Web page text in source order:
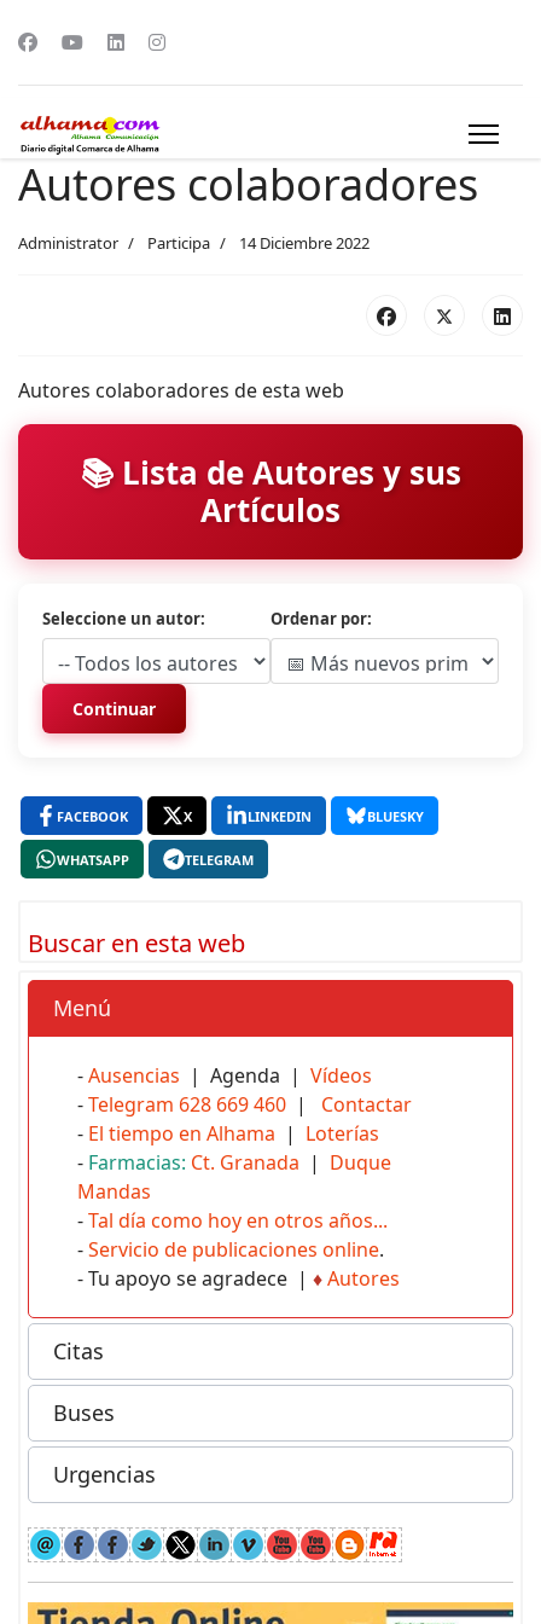
Autores colaboradores
Administrator Participa 14 Diciembre 2022
Autores colaboradores de esta web
📚 Lista de Autores y sus
Artículos
Seleccione un autor: Ordenar por:
Continuar
FACEBOOK X LINKEDIN BLUESKY
WHATSAPP TELEGRAM
Buscar en esta web
Menú
-Ausencias | Agenda | Vídeos
-Telegram 628 669 460 | Contactar
- El tiempo en Alhama | Loterías
- Farmacias: Ct. Granada | Duque
Mandas
-Tal día como hoy en otros años...
-Servicio de publicaciones online.
- Tu apoyo se agradece | ♦Autores
Citas
Buses
Urgencias